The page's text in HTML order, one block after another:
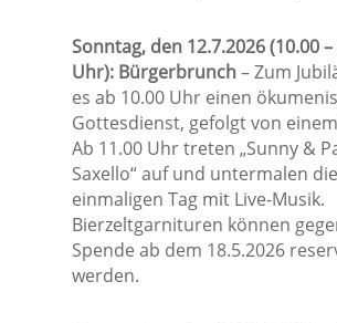
Sonntag, den 12.7.2026 (10.00 –
Uhr): Bürgerbrunch– Zum
es ab 10.00 Uhr einen
Gottesdienst, gefolgt von
Ab 11.00 Uhr treten „Sunny &
Saxello“ auf und untermalen
einmaligen Tag mit Live-Musik.
Bierzeltgarnituren können
Spende ab dem 18.5.2026
werden.